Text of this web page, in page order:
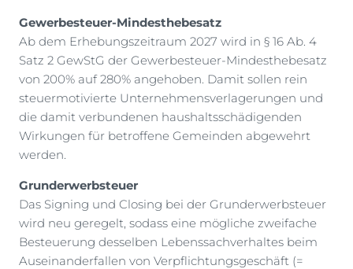
Gewerbesteuer-Mindesthebesatz
Ab dem Erhebungszeitraum 2027 wird in § 16 Ab. 4
Satz 2 GewStG der Gewerbesteuer-Mindesthebesatz
von 200% auf 280% angehoben. Damit sollen rein
steuermotivierte Unternehmensverlagerungen und
die damit verbundenen haushaltsschädigenden
Wirkungen für betroffene Gemeinden abgewehrt
werden.
Grunderwerbsteuer
Das Signing und Closing bei der Grunderwerbsteuer
wird neu geregelt, sodass eine mögliche zweifache
Besteuerung desselben Lebenssachverhaltes beim
Auseinanderfallen von Verpflichtungsgeschäft (=